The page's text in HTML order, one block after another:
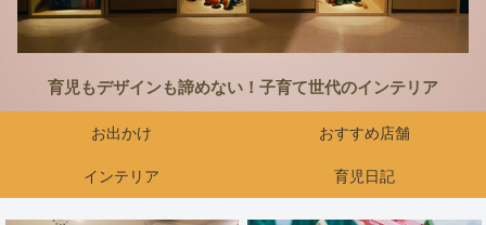
育児もデザインも諦めない！子育て世代のインテリア
お出かけ おすすめ店舗
インテリア 育児日記